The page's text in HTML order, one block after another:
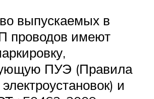
выпускаемых в
проводов имеют
ПУЭ (Правила
и